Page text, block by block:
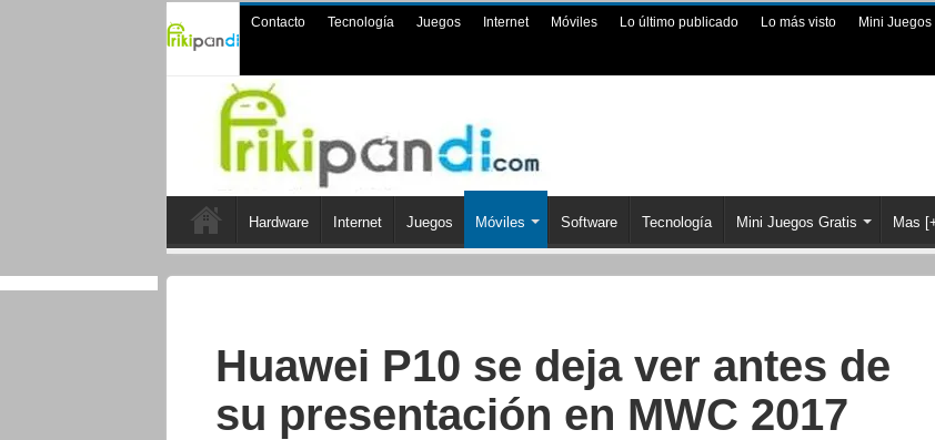
Contacto Tecnología Juegos Internet Móviles Lo último publicado Lo más visto Mini Juegos
Hardware Internet Juegos Móviles Software Tecnología Mini Juegos Gratis Mas
Huawei P10 se deja ver antes de
su presentación en MWC 2017